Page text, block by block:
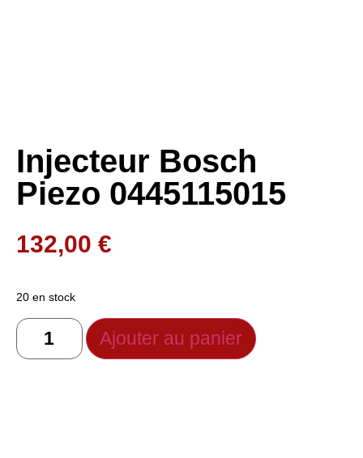
Injecteur Bosch
Piezo 0445115015
132,00 €
20 en stock
Ajouter au panier